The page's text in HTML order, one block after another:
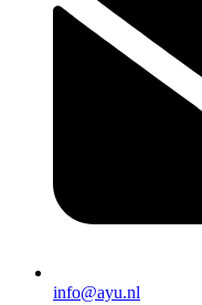
info@ayu.nl